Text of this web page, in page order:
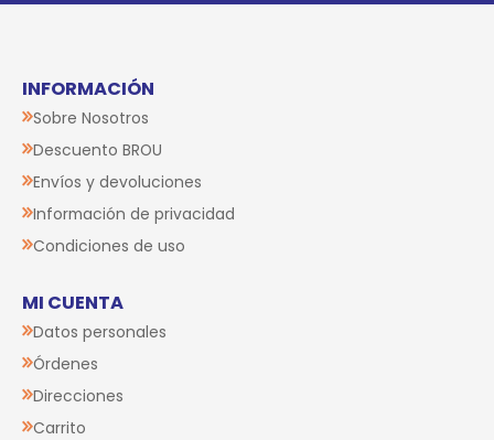
INFORMACIÓN
Sobre Nosotros
Descuento BROU
Envíos y devoluciones
Información de privacidad
Condiciones de uso
MI CUENTA
Datos personales
Órdenes
Direcciones
Carrito